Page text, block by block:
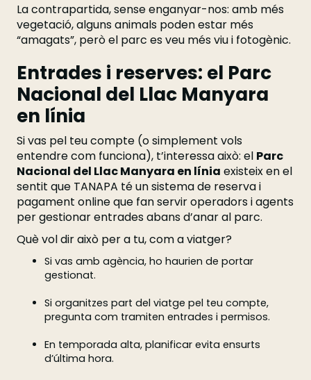
La contrapartida, sense enganyar-nos: amb més
vegetació, alguns animals poden estar més
“amagats”, però el parc es veu més viu i fotogènic.
Entrades i reserves: el Parc
Nacional del Llac Manyara
en línia
Si vas pel teu compte (o simplement vols
entendre com funciona), t’interessa això: el Parc
Nacional del Llac Manyara en línia existeix en el
sentit que TANAPA té un sistema de reserva i
pagament online que fan servir operadors i agents
per gestionar entrades abans d’anar al parc.
Què vol dir això per a tu, com a viatger?
Si vas amb agència, ho haurien de portar
gestionat.
Si organitzes part del viatge pel teu compte,
pregunta com tramiten entrades i permisos.
En temporada alta, planificar evita ensurts
d’última hora.